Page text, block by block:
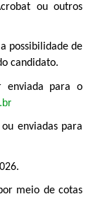
ou outros
possibilidade de
candidato.
enviada para o
enviadas para
meio de cotas